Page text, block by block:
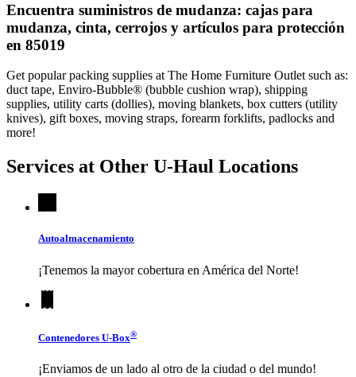
Encuentra suministros de mudanza: cajas para
mudanza, cinta, cerrojos y artículos para protección
en 85019
Get popular packing supplies at The Home Furniture Outlet such as:
duct tape, Enviro-Bubble® (bubble cushion wrap), shipping
supplies, utility carts (dollies), moving blankets, box cutters (utility
knives), gift boxes, moving straps, forearm forklifts, padlocks and
more!
Services at Other U-Haul Locations
Autoalmacenamiento
¡Tenemos la mayor cobertura en América del Norte!
Contenedores U-Box®
¡Enviamos de un lado al otro de la ciudad o del mundo!